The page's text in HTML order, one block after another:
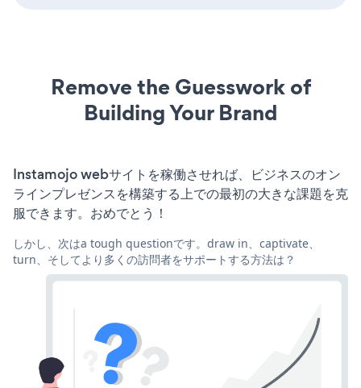
Remove the Guesswork of
Building Your Brand
Instamojo webサイトを稼働させれば、ビジネスのオン
ラインプレゼンスを構築する上での最初の大きな課題を克
服できます。おめでとう！
しかし、次はa tough questionです。draw in、captivate、
turn、そしてより多くの訪問者をサポートする方法は？